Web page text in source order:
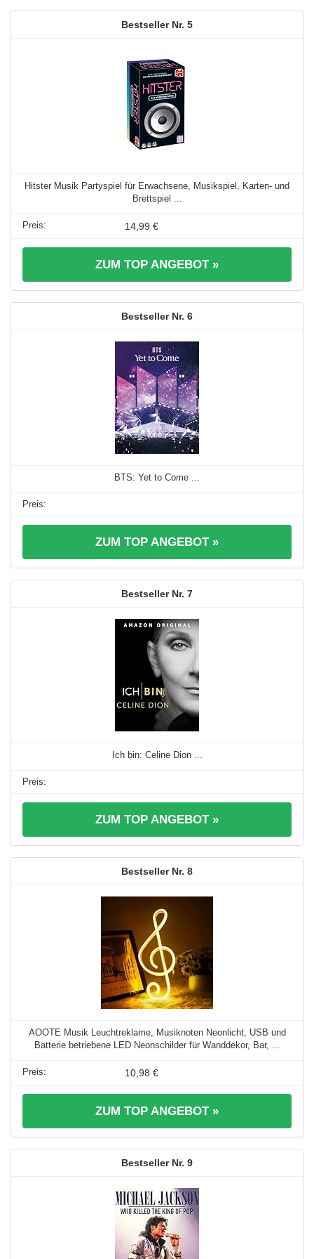
5
Hitster Musik Partyspiel für Erwachsene, Musikspiel, Karten- und
Brettspiel ...
14,99 €
ZUM TOP ANGEBOT »
6
BTS: Yet to Come ...
ZUM TOP ANGEBOT »
7
Ich bin: Celine Dion ...
ZUM TOP ANGEBOT »
8
AOOTE Musik Leuchtreklame, Musiknoten Neonlicht, USB und
Batterie betriebene LED Neonschilder für Wanddekor, Bar, ...
10,98 €
ZUM TOP ANGEBOT »
9